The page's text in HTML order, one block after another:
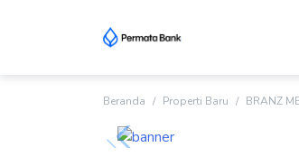
Beranda Properti Baru BRANZ